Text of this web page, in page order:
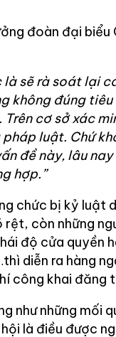
đoàn đại biểu
là sẽ rà soát lại
không đúng
cơ sở xác
luật. Chứ
đề này, lâu
hợp.”
chức bị kỷ luật
rệt, còn những
độ cửa quyền
diễn ra hàng
công khai đăng
như những mối
là điều được